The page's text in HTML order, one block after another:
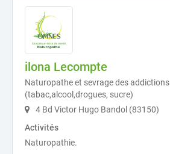
ilona Lecompte
Naturopathe et sevrage des addictions
(tabac,alcool,drogues, sucre)
4 Bd Victor Hugo Bandol (83150)
Activités
Naturopathie.